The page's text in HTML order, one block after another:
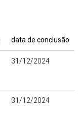
data de conclusão
31/12/2024
31/12/2024